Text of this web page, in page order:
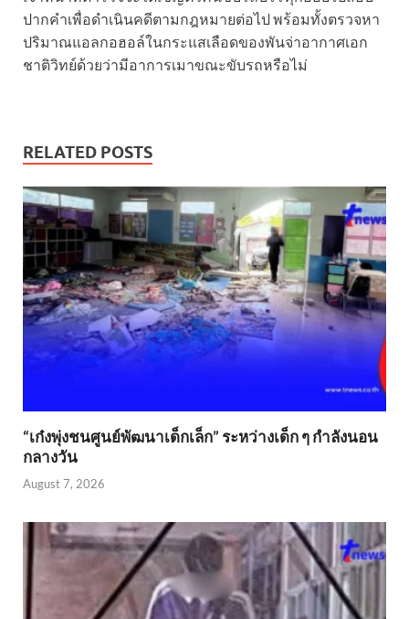
ปากคำเพื่อดำเนินคดีตามกฎหมายต่อไป พร้อมทั้งตรวจหา
ปริมาณแอลกอฮอล์ในกระแสเลือดของพันจ่าอากาศเอก
ชาติวิทย์ด้วยว่ามีอาการเมาขณะขับรถหรือไม่
RELATED POSTS
“เก๋งพุ่งชนศูนย์พัฒนาเด็กเล็ก” ระหว่างเด็ก ๆ กำลังนอน
กลางวัน
August 7, 2026